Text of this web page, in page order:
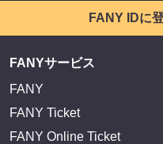
FANY IDに
FANYサービス
FANY
FANY Ticket
FANY Online Ticket